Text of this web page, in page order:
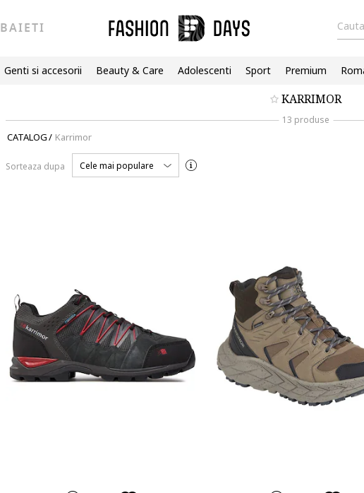
BAIETI
Genti si accesorii Beauty & Care Adolescenti Sport Premium
KARRIMOR
13 produse
CATALOG/ Karrimor
Sorteaza dupa Cele mai populare